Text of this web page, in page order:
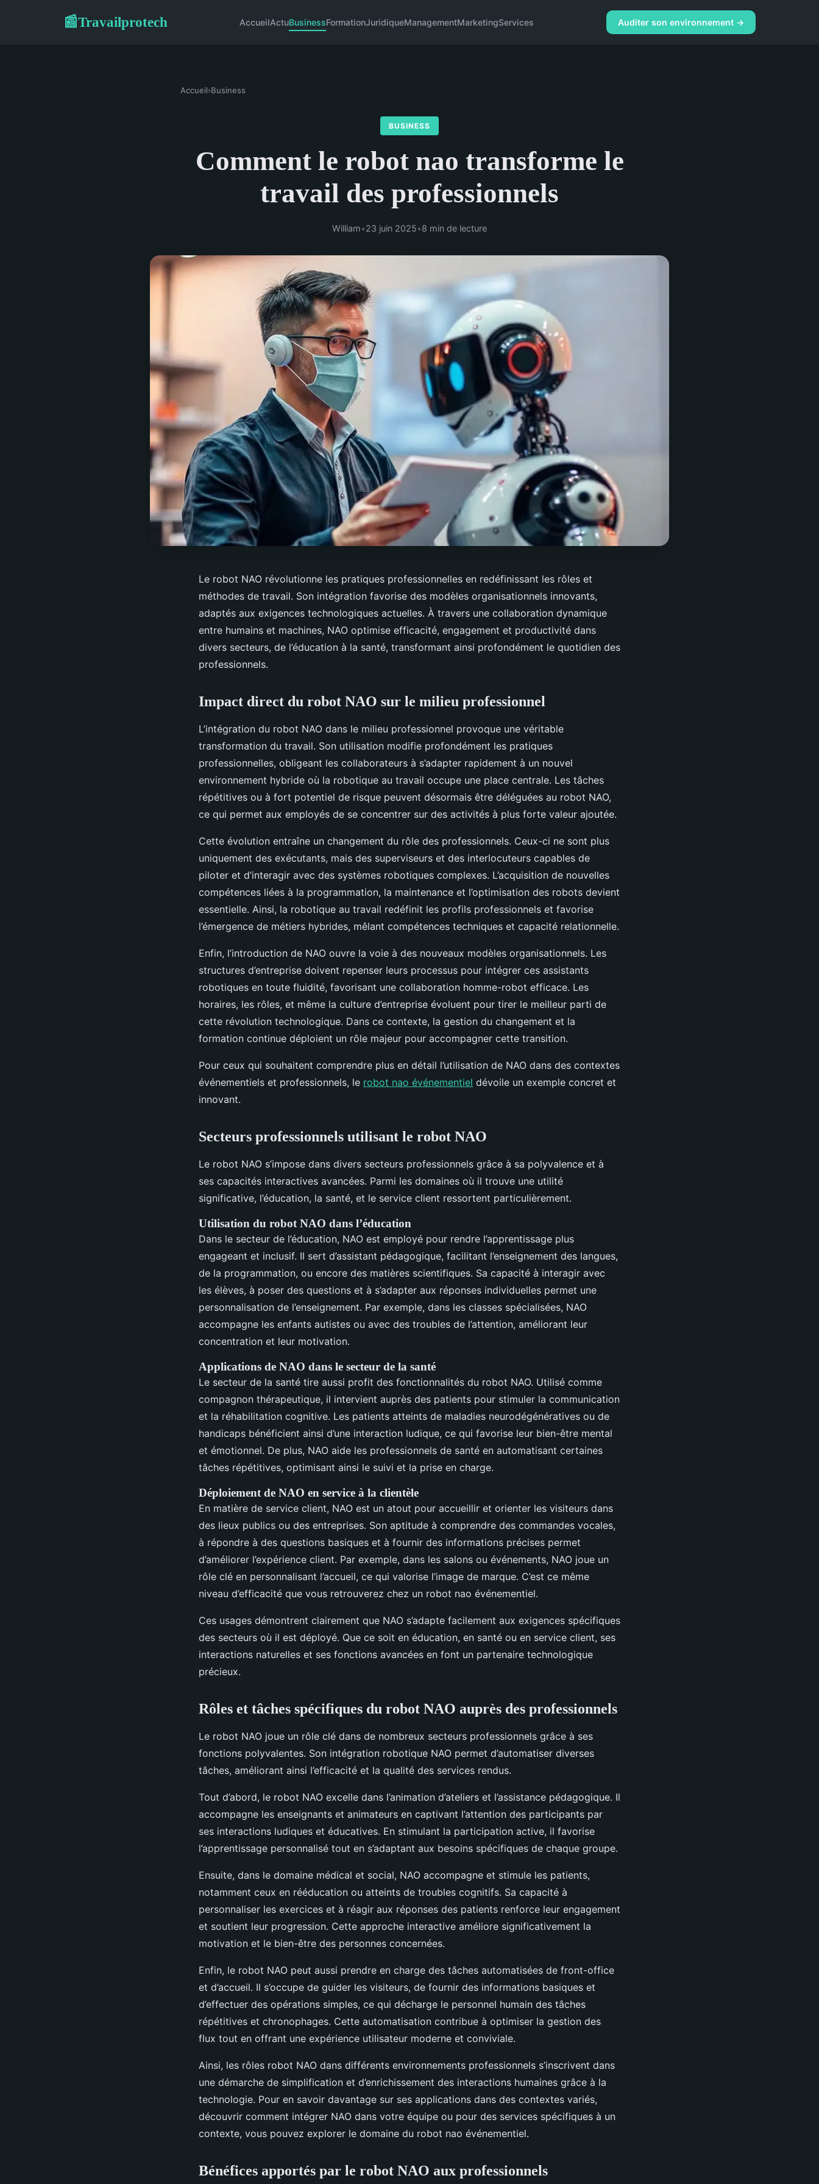
📰Travailprotech AccueilActuBusinessFormationJuridiqueManagementMarketingServices Auditer son environnement →
Accueil›Business
BUSINESS
Comment le robot nao transforme le
travail des professionnels
William•23 juin 2025•8 min de lecture
Le robot NAO révolutionne les pratiques professionnelles en redéfinissant les rôles et
méthodes de travail. Son intégration favorise des modèles organisationnels innovants,
adaptés aux exigences technologiques actuelles. À travers une collaboration dynamique
entre humains et machines, NAO optimise efficacité, engagement et productivité dans
divers secteurs, de l’éducation à la santé, transformant ainsi profondément le quotidien des
professionnels.
Impact direct du robot NAO sur le milieu professionnel
L’intégration du robot NAO dans le milieu professionnel provoque une véritable
transformation du travail. Son utilisation modifie profondément les pratiques
professionnelles, obligeant les collaborateurs à s’adapter rapidement à un nouvel
environnement hybride où la robotique au travail occupe une place centrale. Les tâches
répétitives ou à fort potentiel de risque peuvent désormais être déléguées au robot NAO,
ce qui permet aux employés de se concentrer sur des activités à plus forte valeur ajoutée.
Cette évolution entraîne un changement du rôle des professionnels. Ceux-ci ne sont plus
uniquement des exécutants, mais des superviseurs et des interlocuteurs capables de
piloter et d’interagir avec des systèmes robotiques complexes. L’acquisition de nouvelles
compétences liées à la programmation, la maintenance et l’optimisation des robots devient
essentielle. Ainsi, la robotique au travail redéfinit les profils professionnels et favorise
l’émergence de métiers hybrides, mêlant compétences techniques et capacité relationnelle.
Enfin, l’introduction de NAO ouvre la voie à des nouveaux modèles organisationnels. Les
structures d’entreprise doivent repenser leurs processus pour intégrer ces assistants
robotiques en toute fluidité, favorisant une collaboration homme-robot efficace. Les
horaires, les rôles, et même la culture d’entreprise évoluent pour tirer le meilleur parti de
cette révolution technologique. Dans ce contexte, la gestion du changement et la
formation continue déploient un rôle majeur pour accompagner cette transition.
Pour ceux qui souhaitent comprendre plus en détail l’utilisation de NAO dans des contextes
événementiels et professionnels, le robot nao événementiel dévoile un exemple concret et
innovant.
Secteurs professionnels utilisant le robot NAO
Le robot NAO s’impose dans divers secteurs professionnels grâce à sa polyvalence et à
ses capacités interactives avancées. Parmi les domaines où il trouve une utilité
significative, l’éducation, la santé, et le service client ressortent particulièrement.
Utilisation du robot NAO dans l’éducation
Dans le secteur de l’éducation, NAO est employé pour rendre l’apprentissage plus
engageant et inclusif. Il sert d’assistant pédagogique, facilitant l’enseignement des langues,
de la programmation, ou encore des matières scientifiques. Sa capacité à interagir avec
les élèves, à poser des questions et à s’adapter aux réponses individuelles permet une
personnalisation de l’enseignement. Par exemple, dans les classes spécialisées, NAO
accompagne les enfants autistes ou avec des troubles de l’attention, améliorant leur
concentration et leur motivation.
Applications de NAO dans le secteur de la santé
Le secteur de la santé tire aussi profit des fonctionnalités du robot NAO. Utilisé comme
compagnon thérapeutique, il intervient auprès des patients pour stimuler la communication
et la réhabilitation cognitive. Les patients atteints de maladies neurodégénératives ou de
handicaps bénéficient ainsi d’une interaction ludique, ce qui favorise leur bien-être mental
et émotionnel. De plus, NAO aide les professionnels de santé en automatisant certaines
tâches répétitives, optimisant ainsi le suivi et la prise en charge.
Déploiement de NAO en service à la clientèle
En matière de service client, NAO est un atout pour accueillir et orienter les visiteurs dans
des lieux publics ou des entreprises. Son aptitude à comprendre des commandes vocales,
à répondre à des questions basiques et à fournir des informations précises permet
d’améliorer l’expérience client. Par exemple, dans les salons ou événements, NAO joue un
rôle clé en personnalisant l’accueil, ce qui valorise l’image de marque. C’est ce même
niveau d’efficacité que vous retrouverez chez un robot nao événementiel.
Ces usages démontrent clairement que NAO s’adapte facilement aux exigences spécifiques
des secteurs où il est déployé. Que ce soit en éducation, en santé ou en service client, ses
interactions naturelles et ses fonctions avancées en font un partenaire technologique
précieux.
Rôles et tâches spécifiques du robot NAO auprès des professionnels
Le robot NAO joue un rôle clé dans de nombreux secteurs professionnels grâce à ses
fonctions polyvalentes. Son intégration robotique NAO permet d’automatiser diverses
tâches, améliorant ainsi l’efficacité et la qualité des services rendus.
Tout d’abord, le robot NAO excelle dans l’animation d’ateliers et l’assistance pédagogique. Il
accompagne les enseignants et animateurs en captivant l’attention des participants par
ses interactions ludiques et éducatives. En stimulant la participation active, il favorise
l’apprentissage personnalisé tout en s’adaptant aux besoins spécifiques de chaque groupe.
Ensuite, dans le domaine médical et social, NAO accompagne et stimule les patients,
notamment ceux en rééducation ou atteints de troubles cognitifs. Sa capacité à
personnaliser les exercices et à réagir aux réponses des patients renforce leur engagement
et soutient leur progression. Cette approche interactive améliore significativement la
motivation et le bien-être des personnes concernées.
Enfin, le robot NAO peut aussi prendre en charge des tâches automatisées de front-office
et d’accueil. Il s’occupe de guider les visiteurs, de fournir des informations basiques et
d’effectuer des opérations simples, ce qui décharge le personnel humain des tâches
répétitives et chronophages. Cette automatisation contribue à optimiser la gestion des
flux tout en offrant une expérience utilisateur moderne et conviviale.
Ainsi, les rôles robot NAO dans différents environnements professionnels s’inscrivent dans
une démarche de simplification et d’enrichissement des interactions humaines grâce à la
technologie. Pour en savoir davantage sur ses applications dans des contextes variés,
découvrir comment intégrer NAO dans votre équipe ou pour des services spécifiques à un
contexte, vous pouvez explorer le domaine du robot nao événementiel.
Bénéfices apportés par le robot NAO aux professionnels